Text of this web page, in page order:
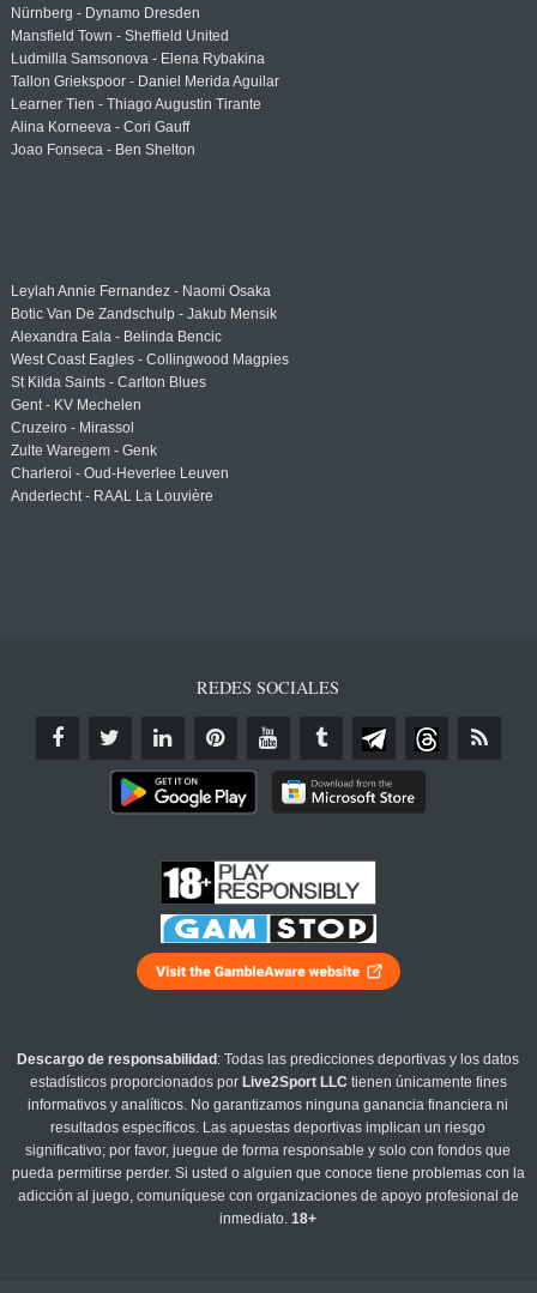
Nürnberg - Dynamo Dresden
Mansfield Town - Sheffield United
Ludmilla Samsonova - Elena Rybakina
Tallon Griekspoor - Daniel Merida Aguilar
Learner Tien - Thiago Augustin Tirante
Alina Korneeva - Cori Gauff
Joao Fonseca - Ben Shelton
Leylah Annie Fernandez - Naomi Osaka
Botic Van De Zandschulp - Jakub Mensik
Alexandra Eala - Belinda Bencic
West Coast Eagles - Collingwood Magpies
St Kilda Saints - Carlton Blues
Gent - KV Mechelen
Cruzeiro - Mirassol
Zulte Waregem - Genk
Charleroi - Oud-Heverlee Leuven
Anderlecht - RAAL La Louvière
REDES SOCIALES
Descargo de responsabilidad : Todas las predicciones deportivas y los datos
estadísticos proporcionados por Live2Sport LLC tienen únicamente fines
informativos y analíticos. No garantizamos ninguna ganancia financiera ni
resultados específicos. Las apuestas deportivas implican un riesgo
significativo; por favor, juegue de forma responsable y solo con fondos que
pueda permitirse perder. Si usted o alguien que conoce tiene problemas con la
adicción al juego, comuníquese con organizaciones de apoyo profesional de
inmediato.18+